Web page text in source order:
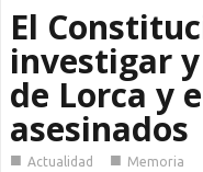
El
investigar
de Lorca y
asesinados
■ Actualidad ■ Memoria